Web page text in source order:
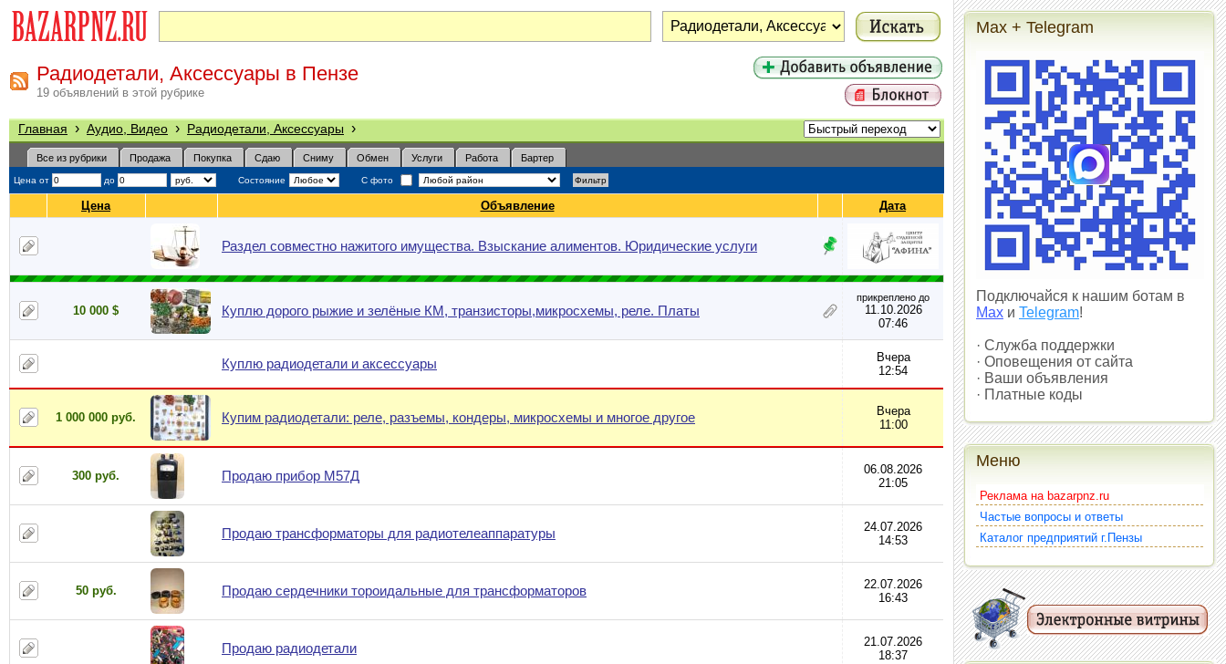
Радиодетали, Аксессуары в Пензе
19 объявлений в этой рубрике
Главная › Аудио, Видео › Радиодетали, Аксессуары ›
Все из рубрики Продажа Покупка Сдаю Сниму Обмен Услуги Работа Бартер
Цена от до Состояние С фото
Цена Объявление Дата
Раздел совместно нажитого имущества. Взыскание алиментов. Юридические услуги
10 000 $ Куплю дорого рыжие и зелёные КМ, транзисторы,микросхемы, реле. Платы
прикреплено до
11.10.2026
07:46
Куплю радиодетали и аксессуары
Вчера
12:54
1 000 000 руб. Купим радиодетали: реле, разъемы, кондеры, микросхемы и многое другое
Вчера
11:00
300 руб. Продаю прибор М57Д
06.08.2026
21:05
Продаю трансформаторы для радиотелеаппаратуры
24.07.2026
14:53
50 руб. Продаю сердечники тороидальные для трансформаторов
22.07.2026
16:43
Продаю радиодетали
21.07.2026
18:37
Max + Telegram
Подключайся к нашим ботам в
Max и Telegram!
· Служба поддержки
· Оповещения от сайта
· Ваши объявления
· Платные коды
Меню
Реклама на bazarpnz.ru
Частые вопросы и ответы
Каталог предприятий г.Пензы